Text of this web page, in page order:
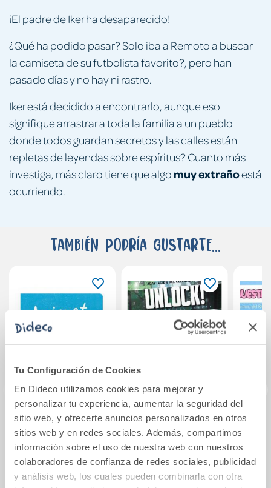
Tu Configuración de Cookies
En Dideco utilizamos cookies para mejorar y
personalizar tu experiencia, aumentar la seguridad del
sitio web, y ofrecerte anuncios personalizados en otros
sitios web y en redes sociales. Además, compartimos
información sobre el uso de nuestra web con nuestros
colaboradores de confianza de redes sociales, publicidad
y análisis web, los cuales pueden combinarla con otra
¡El padre de Iker ha desaparecido!
¿Qué ha podido pasar? Solo iba a Remoto a buscar
la camiseta de su futbolista favorito?, pero han
pasado días y no hay ni rastro.
Iker está decidido a encontrarlo, aunque eso
signifique arrastrar a toda la familia a un pueblo
donde todos guardan secretos y las calles están
repletas de leyendas sobre espíritus? Cuanto más
investiga, más claro tiene que algo muy extrañoestá
ocurriendo.
También podría gustarte...
Edición catalán:
Avionet
8,90€
Unlock! Escapa del
cementerio
5,95€